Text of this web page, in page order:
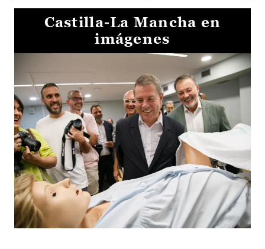
Castilla-La Mancha en
imágenes